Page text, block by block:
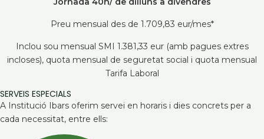
Preu mensual des de 1.709,83 eur/mes*
Inclou sou mensual SMI 1.381,33 eur (amb pagues extres
incloses), quota mensual de seguretat social i quota mensual
Tarifa Laboral
SERVEIS ESPECIALS
A Institució Ibars oferim servei en horaris i dies concrets per a
cada necessitat, entre ells: